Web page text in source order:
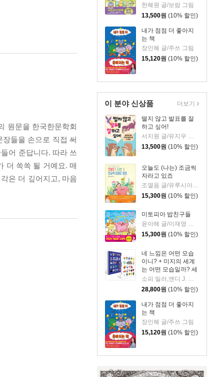
한혜원 글/보람 그림
13,500원 (10% 할인)
내가 점점 더 좋아지
는 책
장인혜 글/주쓰 그림
15,120원 (10% 할인)
이 분야 신상품
떨지 않고 발표를 잘
하고 싶어!
서지원 글/유지우 그림
13,500원 (10% 할인)
오늘도 (나는) 조금씩
자라고 있죠
조열음 글/유루시아 그림
15,300원 (10% 할인)
미토피아 밥친구들
윤아해 글/이재영 그림
15,300원 (10% 할인)
네 느낌은 어떤 모습
이니? + 미지의 세계
는 어떤 모습일까? 세
트
28,800원 (10% 할인)
내가 점점 더 좋아지
는 책
장인혜 글/주쓰 그림
15,120원 (10% 할인)
더보기
원문을 한국한문학회
들을 손으로 직접 써
어 준답니다. 따라 쓰
더 쏙쏙 될 거예요. 매
은 더 깊어지고, 마음